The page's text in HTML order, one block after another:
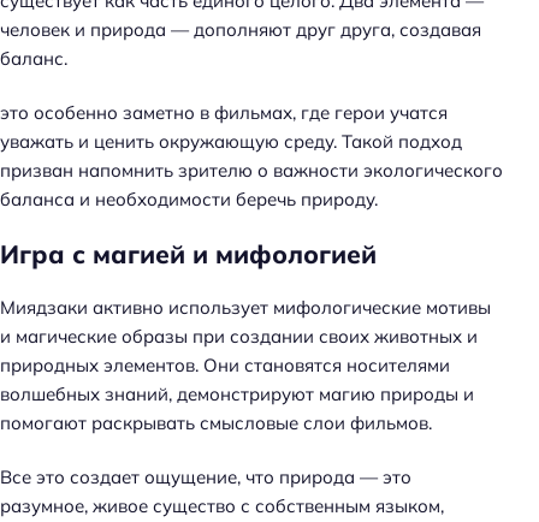
человек и природа — дополняют друг друга, создавая
баланс.
это особенно заметно в фильмах, где герои учатся
уважать и ценить окружающую среду. Такой подход
призван напомнить зрителю о важности экологического
баланса и необходимости беречь природу.
Игра с магией и мифологией
Миядзаки активно использует мифологические мотивы
и магические образы при создании своих животных и
природных элементов. Они становятся носителями
волшебных знаний, демонстрируют магию природы и
помогают раскрывать смысловые слои фильмов.
Все это создает ощущение, что природа — это
разумное, живое существо с собственным языком,